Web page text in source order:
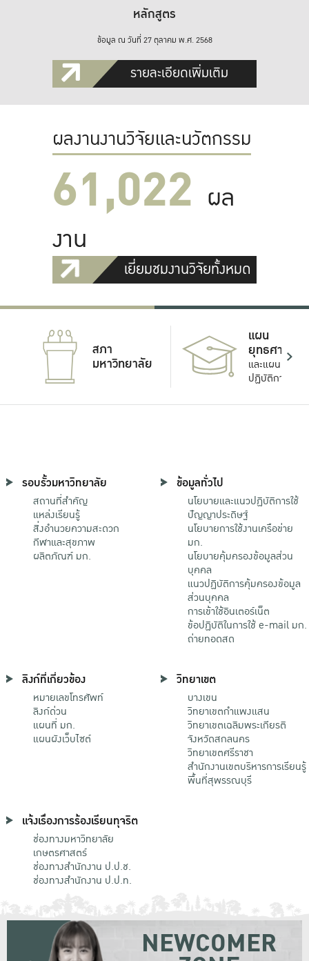
หลักสูตร
ข้อมูล ณ วันที่ 27 ตุลาคม พ.ศ. 2568
รายละเอียดเพิ่มเติม
ผลงานงานวิจัยและนวัตกรรม
61,022 ผล
งาน
เยี่ยมชมงานวิจัยทั้งหมด
สภา
มหาวิทยาลัย
แผน
ยุทธศาสตร์
และแผน
ปฏิบัติการ
รอบรั้วมหาวิทยาลัย
สถานที่สำคัญ
แหล่งเรียนรู้
สิ่งอำนวยความสะดวก
กีฬาและสุขภาพ
ผลิตภัณฑ์ มก.
ข้อมูลทั่วไป
นโยบายและแนวปฏิบัติการใช้
ปัญญาประดิษฐ์
นโยบายการใช้งานเครือข่าย
มก.
นโยบายคุ้มครองข้อมูลส่วน
บุคคล
แนวปฏิบัติการคุ้มครองข้อมูล
ส่วนบุคคล
การเข้าใช้อินเตอร์เน็ต
ข้อปฏิบัติในการใช้ e-mail มก.
ถ่ายทอดสด
ลิงก์ที่เกี่ยวข้อง
หมายเลขโทรศัพท์
ลิงก์ด่วน
แผนที่ มก.
แผนผังเว็บไซต์
วิทยาเขต
บางเขน
วิทยาเขตกําแพงแสน
วิทยาเขตเฉลิมพระเกียรติ
จังหวัดสกลนคร
วิทยาเขตศรีราชา
สำนักงานเขตบริหารการเรียนรู้
พื้นที่สุพรรณบุรี
แจ้งเรื่องการร้องเรียนทุจริต
ช่องทางมหาวิทยาลัย
เกษตรศาสตร์
ช่องทางสำนักงาน ป.ป.ช.
ช่องทางสำนักงาน ป.ป.ท.
NEWCOMER